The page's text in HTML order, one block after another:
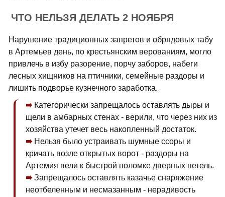
ЧТО НЕЛЬЗЯ ДЕЛАТЬ 2 НОЯБРЯ
Нарушение традиционных запретов и обрядовых табу
в Артемьев день, по крестьянским верованиям, могло
привлечь в избу разорение, порчу заборов, набеги
лесных хищников на птичники, семейные раздоры и
лишить подворье кузнечного заработка.
Категорически запрещалось оставлять дыры и
щели в амбарных стенах - верили, что через них из
хозяйства утечет весь накопленный достаток.
Нельзя было устраивать шумные ссоры и
кричать возле открытых ворот - раздоры на
Артемия вели к быстрой поломке дверных петель.
Запрещалось оставлять казачье снаряжение
неотбеленным и несмазанным - нерадивость